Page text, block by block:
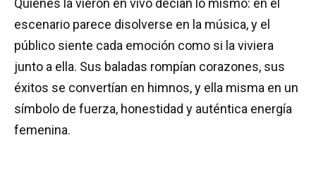
Quienes la vieron en vivo decían lo mismo: en el
escenario parece disolverse en la música, y el
público siente cada emoción como si la viviera
junto a ella. Sus baladas rompían corazones, sus
éxitos se convertían en himnos, y ella misma en un
símbolo de fuerza, honestidad y auténtica energía
femenina.